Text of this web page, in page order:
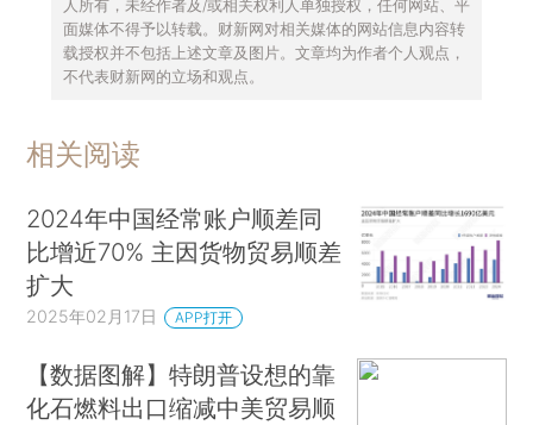
人所有，未经作者及/或相关权利人单独授权，任何网站、平
面媒体不得予以转载。财新网对相关媒体的网站信息内容转
载授权并不包括上述文章及图片。文章均为作者个人观点，
不代表财新网的立场和观点。
相关阅读
2024年中国经常账户顺差同
比增近70% 主因货物贸易顺差
扩大
2025年02月17日 APP打开
【数据图解】特朗普设想的靠
化石燃料出口缩减中美贸易顺